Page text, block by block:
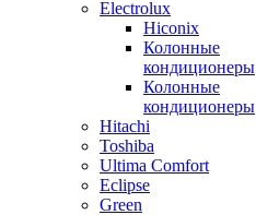
Electrolux
Hiconix
Колонные
кондиционеры
Колонные
кондиционеры
Hitachi
Toshiba
Ultima Comfort
Eclipse
Green